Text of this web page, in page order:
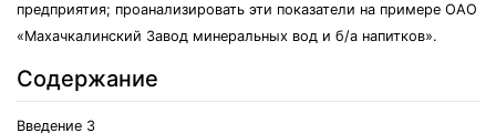
предприятия; проанализировать эти показатели на примере ОАО
«Махачкалинский Завод минеральных вод и б/а напитков».
Содержание
Введение 3